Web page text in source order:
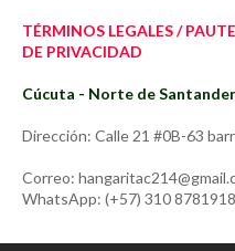
TÉRMINOS LEGALES /
DE PRIVACIDAD
Cúcuta - Norte de
Dirección: Calle 21 #0B-63
Correo:
WhatsApp: (+57) 310 8781918